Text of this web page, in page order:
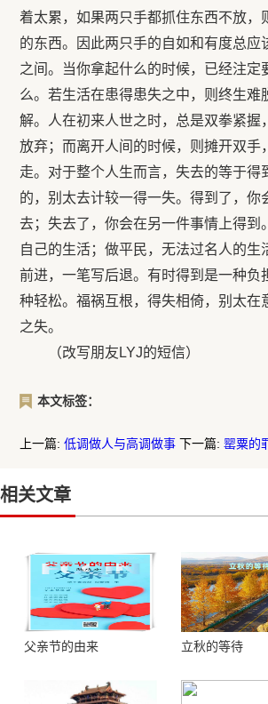
着太累，如果两只手都抓住东西不放，
的东西。因此两只手的自如和有度总应
之间。当你拿起什么的时候，已经注定
么。若生活在患得患失之中，则终生难
解。人在初来人世之时，总是双拳紧握
放弃；而离开人间的时候，则摊开双手
走。对于整个人生而言，失去的等于得
的，别太去计较一得一失。得到了，你
去；失去了，你会在另一件事情上得到
自己的生活；做平民，无法过名人的生
前进，一笔写后退。有时得到是一种负
种轻松。福祸互根，得失相倚，别太在
之失。
（改写朋友LYJ的短信）
本文标签：
上一篇:低调做人与高调做事 下一篇:罂粟的
相关文章
父亲节的由来 立秋的等待